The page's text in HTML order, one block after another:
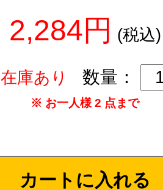
2,284円 (税込)
在庫あり 数量：
※ お一人様 2 点まで